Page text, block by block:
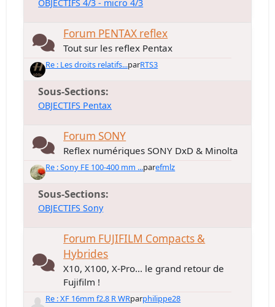
OBJECTIFS 4/3 - micro 4/3
Forum PENTAX reflex
Tout sur les reflex Pentax
Re : Les droits relatifs...parRTS3
Sous-Sections
OBJECTIFS Pentax
Forum SONY
Reflex numériques SONY DxD & Minolta
Re : Sony FE 100-400 mm ...parefmlz
Sous-Sections
OBJECTIFS Sony
Forum FUJIFILM Compacts &
Hybrides
X10, X100, X-Pro... le grand retour de
Fujifilm !
Re : XF 16mm f2.8 R WRparphilippe28